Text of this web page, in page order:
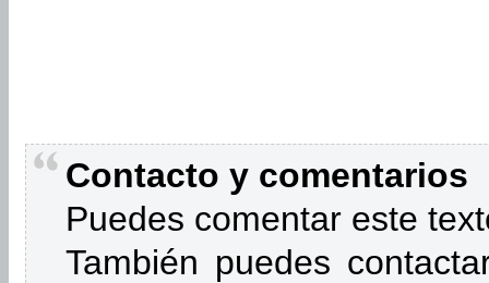
Contacto y comentarios
Puedes comentar este
También puedes